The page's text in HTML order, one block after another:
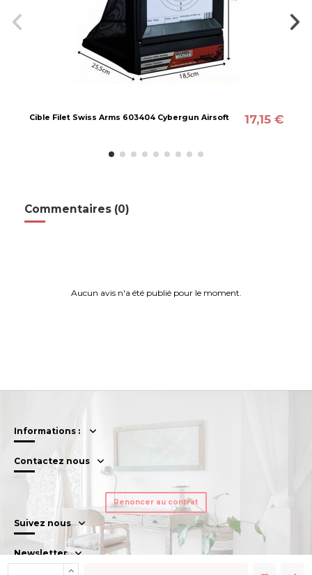
Cible Filet Swiss Arms 603404 Cybergun Airsoft 17,15 €
Commentaires (0)
Aucun avis n'a été publié pour le moment.
Informations :
Contactez nous
Renoncer au contrat
Suivez nous
Newsletter